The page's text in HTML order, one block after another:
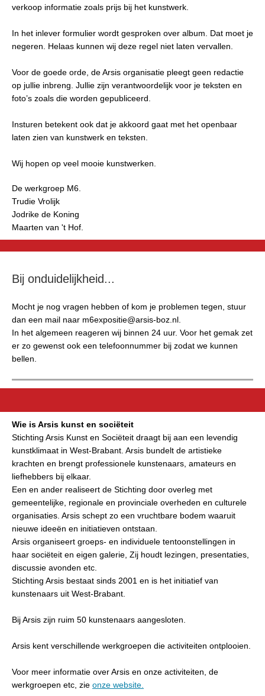
verkoop informatie zoals prijs bij het kunstwerk.
In het inlever formulier wordt gesproken over album. Dat moet je
negeren. Helaas kunnen wij deze regel niet laten vervallen.
Voor de goede orde, de Arsis organisatie pleegt geen redactie
op jullie inbreng. Jullie zijn verantwoordelijk voor je teksten en
foto’s zoals die worden gepubliceerd.
Insturen betekent ook dat je akkoord gaat met het openbaar
laten zien van kunstwerk en teksten.
Wij hopen op veel mooie kunstwerken.
De werkgroep M6.
Trudie Vrolijk
Jodrike de Koning
Maarten van 't Hof.
Bij onduidelijkheid...
Mocht je nog vragen hebben of kom je problemen tegen, stuur
dan een mail naar m6expositie@arsis-boz.nl.
In het algemeen reageren wij binnen 24 uur. Voor het gemak zet
er zo gewenst ook een telefoonnummer bij zodat we kunnen
bellen.
Wie is Arsis kunst en sociëteit
Stichting Arsis Kunst en Sociëteit draagt bij aan een levendig
kunstklimaat in West-Brabant. Arsis bundelt de artistieke
krachten en brengt professionele kunstenaars, amateurs en
liefhebbers bij elkaar.
Een en ander realiseert de Stichting door overleg met
gemeentelijke, regionale en provinciale overheden en culturele
organisaties. Arsis schept zo een vruchtbare bodem waaruit
nieuwe ideeën en initiatieven ontstaan.
Arsis organiseert groeps- en individuele tentoonstellingen in
haar sociëteit en eigen galerie, Zij houdt lezingen, presentaties,
discussie avonden etc.
Stichting Arsis bestaat sinds 2001 en is het initiatief van
kunstenaars uit West-Brabant.
Bij Arsis zijn ruim 50 kunstenaars aangesloten.
Arsis kent verschillende werkgroepen die activiteiten ontplooien.
Voor meer informatie over Arsis en onze activiteiten, de
werkgroepen etc, zie onze website.